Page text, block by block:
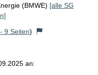
(BMWE) [alle SG
9 Seiten)
an: